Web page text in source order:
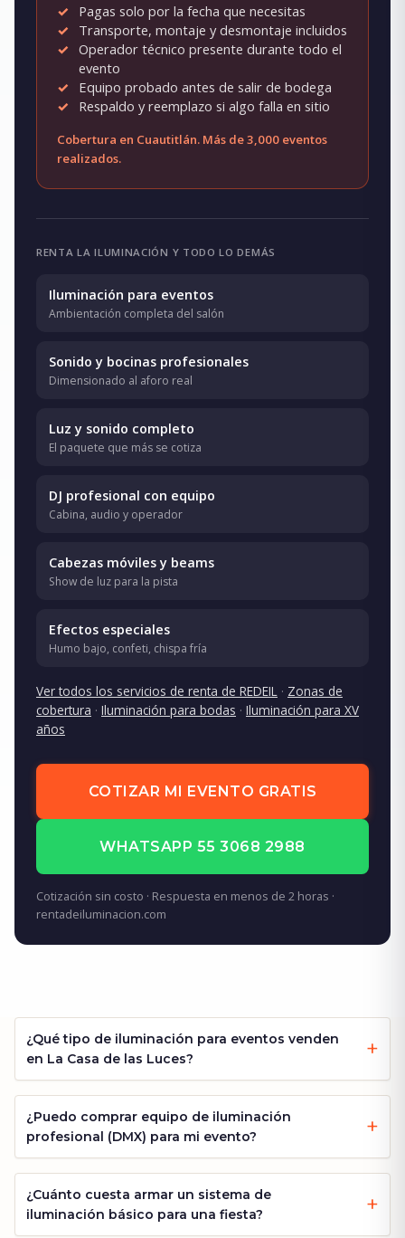
Pagas solo por la fecha que necesitas
Transporte, montaje y desmontaje incluidos
Operador técnico presente durante todo el
evento
Equipo probado antes de salir de bodega
Respaldo y reemplazo si algo falla en sitio
Cobertura en Cuautitlán. Más de 3,000 eventos
realizados.
RENTA LA ILUMINACIÓN Y TODO LO DEMÁS
Iluminación para eventos
Ambientación completa del salón
Sonido y bocinas profesionales
Dimensionado al aforo real
Luz y sonido completo
El paquete que más se cotiza
DJ profesional con equipo
Cabina, audio y operador
Cabezas móviles y beams
Show de luz para la pista
Efectos especiales
Humo bajo, confeti, chispa fría
Ver todos los servicios de renta de REDEIL · Zonas de
cobertura · Iluminación para bodas · Iluminación para XV
años
COTIZAR MI EVENTO GRATIS
WHATSAPP 55 3068 2988
Cotización sin costo · Respuesta en menos de 2 horas ·
rentadeiluminacion.com
¿Qué tipo de iluminación para eventos venden
en La Casa de las Luces?
¿Puedo comprar equipo de iluminación
profesional (DMX) para mi evento?
¿Cuánto cuesta armar un sistema de
iluminación básico para una fiesta?